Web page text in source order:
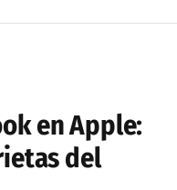
en Apple:
del